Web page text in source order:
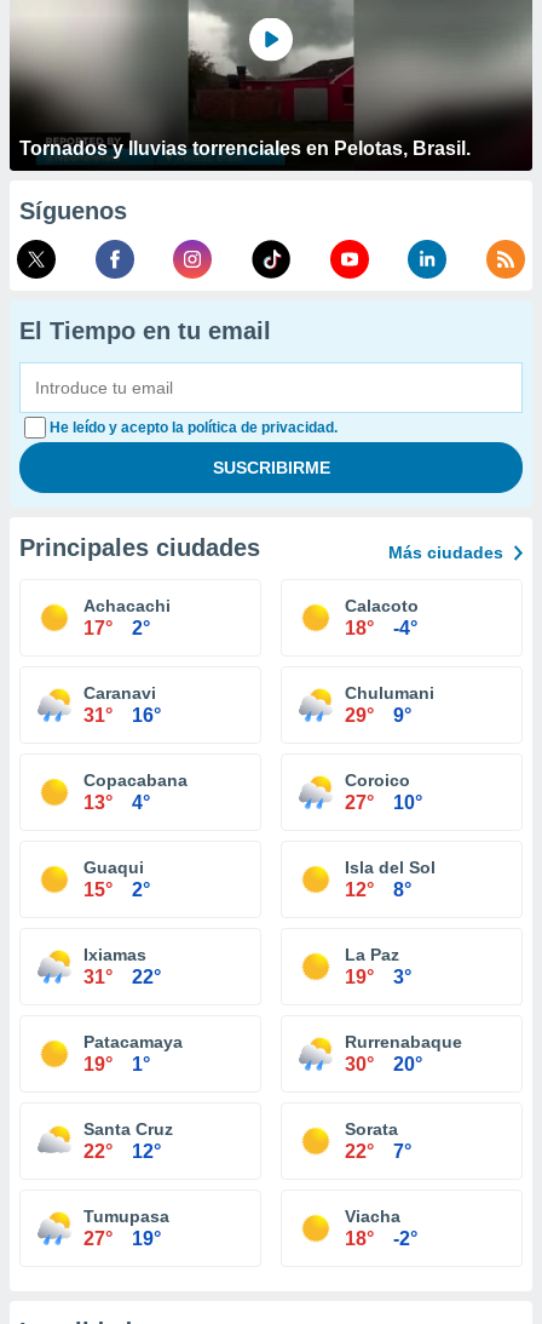
Tornados y lluvias torrenciales en Pelotas, Brasil.
Síguenos
El Tiempo en tu email
He leído y acepto la política de privacidad.
Principales ciudades Más ciudades
Achacachi
17° 2°
Calacoto
18° -4°
Caranavi
31° 16°
Chulumani
29° 9°
Copacabana
13° 4°
Coroico
27° 10°
Guaqui
15° 2°
Isla del Sol
12° 8°
Ixiamas
31° 22°
La Paz
19° 3°
Patacamaya
19° 1°
Rurrenabaque
30° 20°
Santa Cruz
22° 12°
Sorata
22° 7°
Tumupasa
27° 19°
Viacha
18° -2°